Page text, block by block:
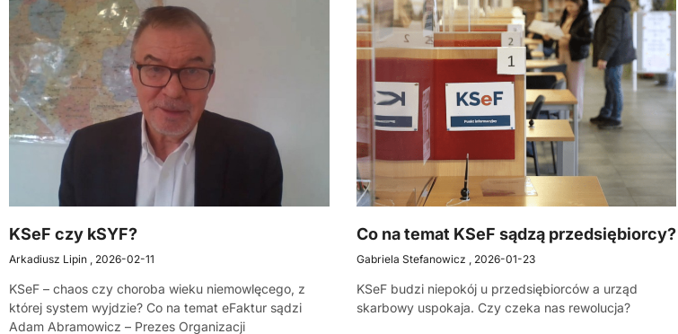
KSeF czy kSYF?
Arkadiusz Lipin 2026-02-11
KSeF – chaos czy choroba wieku niemowlęcego, z
której system wyjdzie? Co na temat eFaktur sądzi
Adam Abramowicz – Prezes Organizacji
Co na temat KSeF sądzą przedsiębiorcy?
Gabriela Stefanowicz 2026-01-23
KSeF budzi niepokój u przedsiębiorców a urząd
skarbowy uspokaja. Czy czeka nas rewolucja?